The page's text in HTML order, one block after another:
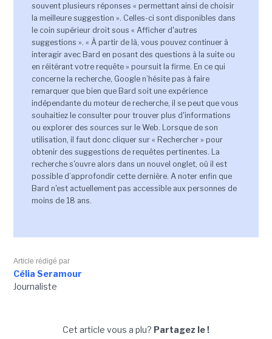
souvent plusieurs réponses « permettant ainsi de choisir
la meilleure suggestion ». Celles-ci sont disponibles dans
le coin supérieur droit sous « Afficher d'autres
suggestions ». « À partir de là, vous pouvez continuer à
interagir avec Bard en posant des questions à la suite ou
en réitérant votre requête » poursuit la firme. En ce qui
concerne la recherche, Google n’hésite pas à faire
remarquer que bien que Bard soit une expérience
indépendante du moteur de recherche, il se peut que vous
souhaitiez le consulter pour trouver plus d'informations
ou explorer des sources sur le Web. Lorsque de son
utilisation, il faut donc cliquer sur « Rechercher » pour
obtenir des suggestions de requêtes pertinentes. La
recherche s'ouvre alors dans un nouvel onglet, où il est
possible d’approfondir cette dernière. A noter enfin que
Bard n'est actuellement pas accessible aux personnes de
moins de 18 ans.
Article rédigé par
Célia Seramour
Journaliste
Cet article vous a plu? Partagez le !